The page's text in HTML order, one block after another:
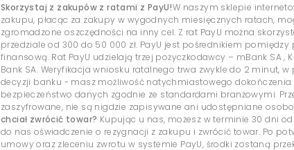
Skorzystaj z zakupów z ratami z PayU!W naszym sklepie
zakupu, płacąc za zakupy w wygodnych miesięcznych ratach,
zgromadzone oszczędności na inny cel. Z rat PayU można
przedziale od 300 do 50 000 zł. PayU jest pośrednikiem
finansową. Rat PayU udzielają trzej pożyczkodawcy – mBank SA ,
Bank SA. Weryfikacja wniosku ratalnego trwa zwykle do 2 minut,
decyzji banku - masz możliwość natychmiastowego dokończenia
bezpieczeństwo danych zgodnie ze standardami branżowymi.
zaszyfrowane, nie są nigdzie zapisywane ani udostępniane
chciał zwrócić towar? Kupując u nas, możesz w terminie 30 dni
do nas oświadczenie o rezygnacji z zakupu i zwrócić towar. Po
umowy oraz zleceniu zwrotu w systemie PayU, środki zostaną